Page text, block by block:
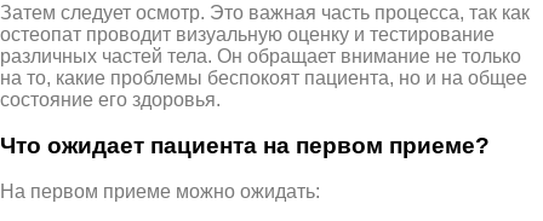
Затем следует осмотр. Это важная часть процесса, так как
остеопат проводит визуальную оценку и тестирование
различных частей тела. Он обращает внимание не только
на то, какие проблемы беспокоят пациента, но и на общее
состояние его здоровья.
Что ожидает пациента на первом приеме?
На первом приеме можно ожидать: